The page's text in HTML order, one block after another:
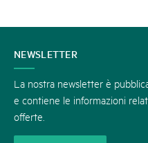
CONTATTATECI
NEWSLETTER
La nostra newsletter è
e contiene le informazioni
offerte.